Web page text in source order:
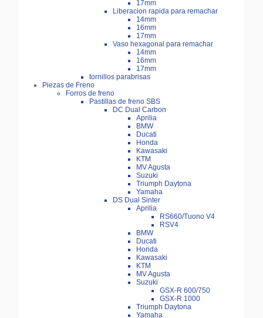
17mm
Liberacion rapida para remachar
14mm
16mm
17mm
Vaso hexagonal para remachar
14mm
16mm
17mm
tornillos parabrisas
Piezas de Freno
Forros de freno
Pastillas de freno SBS
DC Dual Carbon
Aprilia
BMW
Ducati
Honda
Kawasaki
KTM
MV Agusta
Suzuki
Triumph Daytona
Yamaha
DS Dual Sinter
Aprilia
RS660/Tuono V4
RSV4
BMW
Ducati
Honda
Kawasaki
KTM
MV Agusta
Suzuki
GSX-R 600/750
GSX-R 1000
Triumph Daytona
Yamaha